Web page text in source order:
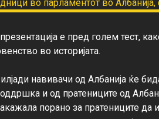
е пред голем тест,
во историјата.
навивачи од Албанија ќе
и од пратениците од
порано за пратениците